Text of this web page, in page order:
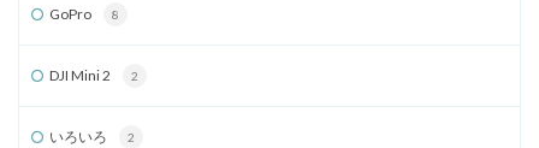
GoPro 8
DJI Mini 2 2
いろいろ 2